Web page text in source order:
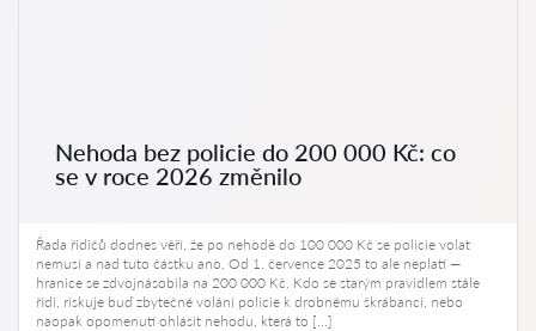
Nehoda bez policie do 200 000 Kč: co
se v roce 2026 změnilo
Řada řidičů dodnes věří, že po nehodě do 100 000 Kč se policie volat
nemusí a nad tuto částku ano. Od 1. července 2025 to ale neplatí —
hranice se zdvojnásobila na 200 000 Kč. Kdo se starým pravidlem stále
řídí, riskuje buď zbytečné volání policie k drobnému škrábanci, nebo
naopak opomenutí ohlásit nehodu, která to […]